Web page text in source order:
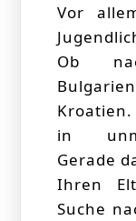
Vor
Ob
in
Gerade
Ihren
Suche